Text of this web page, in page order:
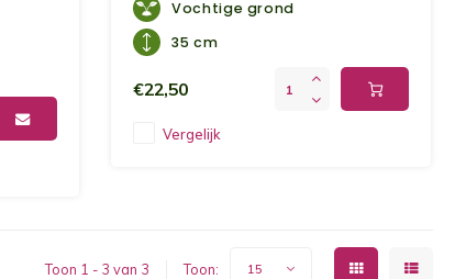
Vochtige grond
35 cm
€22,50
Vergelijk
Toon 1 - 3 van 3 Toon: 15